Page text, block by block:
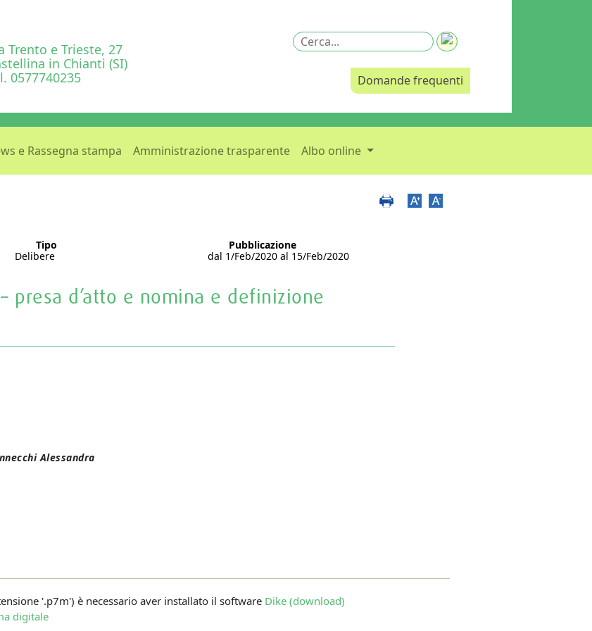
Trento e Trieste, 27
in Chianti (SI)
0577740235
Domande frequenti
e Rassegna stampa Amministrazione trasparente Albo online
Tipo
Delibere
Pubblicazione
dal 1/Feb/2020 al 15/Feb/2020
presa d’atto e nomina e definizione
Alessandra
'.p7m') è necessario aver installato il software Dike (download)
digitale